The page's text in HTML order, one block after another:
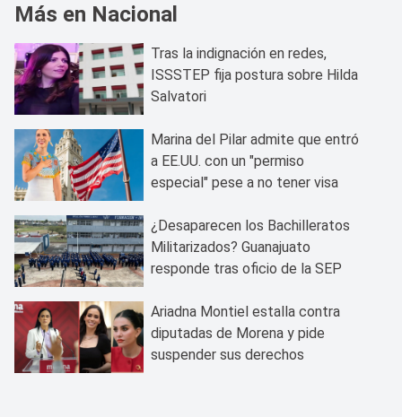
Más en Nacional
Tras la indignación en redes,
ISSSTEP fija postura sobre Hilda
Salvatori
Marina del Pilar admite que entró
a EE.UU. con un "permiso
especial" pese a no tener visa
¿Desaparecen los Bachilleratos
Militarizados? Guanajuato
responde tras oficio de la SEP
Ariadna Montiel estalla contra
diputadas de Morena y pide
suspender sus derechos